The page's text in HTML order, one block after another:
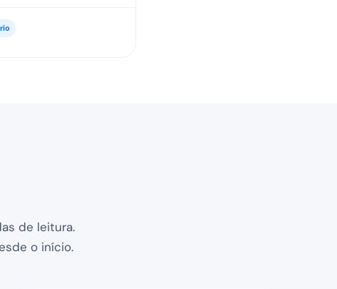
de leitura.
o início.